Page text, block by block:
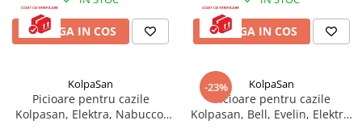
Accesorii dus
Accesorii toaleta
Robinete coltar
ADAUGA IN COS ADAUGA IN COS
KolpaSan
Picioare pentru cazile
Kolpasan, Elektra, Nabucco,
-23% KolpaSan
Picioare pentru cazile
Kolpasan, Bell, Evelin, Elektra,